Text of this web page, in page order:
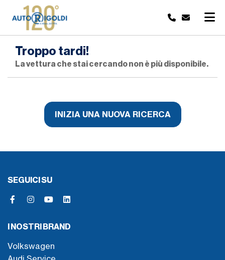
Troppo tardi!
La vettura che stai cercando non è più disponibile.
INIZIA UNA NUOVA RICERCA
SEGUICI SU
I NOSTRI BRAND
Volkswagen